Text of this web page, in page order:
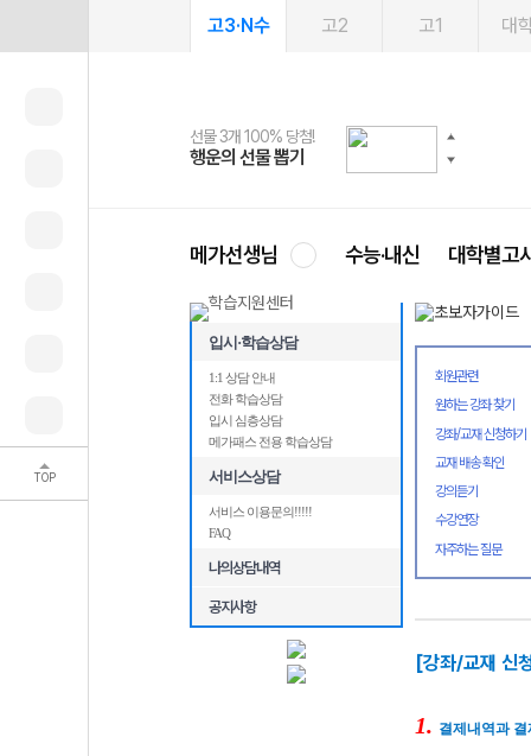
TOP
고3·N수 고2 고1 대
선물 3개 100% 당첨!
행운의 선물 뽑기
선물 100% 증정!
메가스터디 X 올리브
여름방학 스터디 캐시백
메가런 썸머스쿨
2027 러셀 단과
강사 공개선발
스마트러닝앱
설문 EVENT
메가패스
3일 무료 체험권
메가패스 수강생 무료혜택!
메가클럽 멤버십
사회공헌 캠페인
희망이룸 메가나눔
메가선생님 수능·내신 대학별고
입시·학습상담
1:1 상담 안내
전화 학습상담
입시 심층상담
메가패스 전용 학습상담
서비스상담
서비스 이용문의!!!!!
FAQ
나의상담내역
공지사항
회원관련
원하는 강좌 찾기
강좌/교재 신청하기
교재 배송 확인
강의듣기
수강연장
자주하는 질문
[강좌/교재 신
1. 결제내역과